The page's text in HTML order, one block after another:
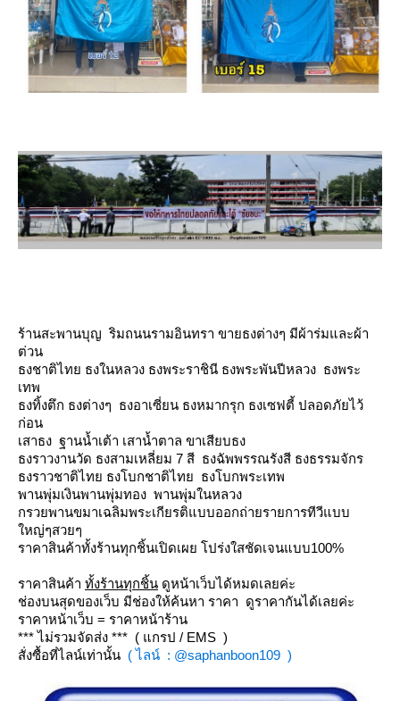
ร้านสะพานบุญ ริมถนนรามอินทรา ขายธงต่างๆ มีผ้าร่มและผ้า
ต่วน
ธงชาติไทย ธงในหลวง ธงพระราชินี ธงพระพันปีหลวง ธงพระ
เทพ
ธงทิ้งตึก ธงต่างๆ ธงอาเซี่ยน ธงหมากรุก ธงเซฟตี้ ปลอดภัยไว้
ก่อน
เสาธง ฐานน้ำเต้า เสาน้ำตาล ขาเสียบธง
ธงราวงานวัด ธงสามเหลี่ยม 7 สี ธงฉัพพรรณรังสี ธงธรรมจักร
ธงราวชาติไทย ธงโบกชาติไทย ธงโบกพระเทพ
พานพุ่มเงินพานพุ่มทอง พานพุ่มในหลวง
กรวยพานขมาเฉลิมพระเกียรติแบบออกถ่ายรายการทีวีแบบ
หญ่ๆสวยๆ
ราคาสินค้าทั้งร้านทุกชิ้นเปิดเผย โปร่งใสชัดเจนแบบ100%
ราคาสินค้า ทั้งร้านทุกชิ้น ดูหน้าเว็บได้หมดเลยค่ะ
ช่องบนสุดของเว็บ มีช่องให้ค้นหา ราคา ดูราคากันได้เลยค่ะ
ราคาหน้าเว็บ = ราคาหน้าร้าน
*** ไม่รวมจัดส่ง *** ( แกรป / EMS )
สั่งซื้อที่ไลน์เท่านั้น ( ไลน์ : @saphanboon109 )